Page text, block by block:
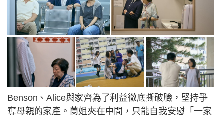
Benson、Alice與家齊為了利益徹底撕破臉，堅持爭
奪母親的家產。蘭姐夾在中間，只能自我安慰「一家